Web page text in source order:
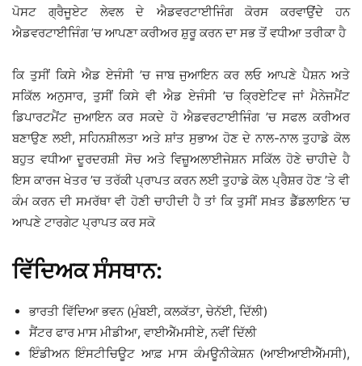
ਪੋਸਟ ਗ੍ਰੈਜੂਏਟ ਲੇਵਲ ਦੇ ਐਡਵਰਟਾਈਜਿੰਗ ਕੋਰਸ ਕਰਵਾਉਂਦੇ ਹਨ
ਐਡਵਰਟਾਈਜਿੰਗ ’ਚ ਆਪਣਾ ਕਰੀਅਰ ਸ਼ੁਰੂ ਕਰਨ ਦਾ ਸਭ ਤੋਂ ਵਧੀਆ ਤਰੀਕਾ ਹੈ
ਕਿ ਤੁਸੀਂ ਕਿਸੇ ਐਡ ਏਜੰਸੀ ’ਚ ਜਾਬ ਜੁਆਇਨ ਕਰ ਲਓ ਆਪਣੇ ਪੈਸ਼ਨ ਅਤੇ
ਸਕਿੱਲ ਅਨੁਸਾਰ, ਤੁਸੀਂ ਕਿਸੇ ਵੀ ਐਡ ਏਜੰਸੀ ’ਚ ਕ੍ਰਿਏਟਿਵ ਜਾਂ ਮੈਨੇਜਮੈਂਟ
ਡਿਪਾਰਟਮੈਂਟ ਜੁਆਇਨ ਕਰ ਸਕਦੇ ਹੋ ਐਡਵਰਟਾਈਜਿੰਗ ’ਚ ਸਫਲ ਕਰੀਅਰ
ਬਣਾਉਣ ਲਈ, ਸਹਿਨਸ਼ੀਲਤਾ ਅਤੇ ਸ਼ਾਂਤ ਸੁਭਾਅ ਹੋਣ ਦੇ ਨਾਲ-ਨਾਲ ਤੁਹਾਡੇ ਕੋਲ
ਬਹੁਤ ਵਧੀਆ ਦੂਰਦਰਸ਼ੀ ਸੋਚ ਅਤੇ ਵਿਜ਼ੂਅਲਾਈਜੇਸ਼ਨ ਸਕਿੱਲ ਹੋਣੇ ਚਾਹੀਦੇ ਹੈ
ਇਸ ਕਾਰਜ ਖੇਤਰ ’ਚ ਤਰੱਕੀ ਪ੍ਰਾਪਤ ਕਰਨ ਲਈ ਤੁਹਾਡੇ ਕੋਲ ਪ੍ਰੈਸ਼ਰ ਹੋਣ ’ਤੇ ਵੀ
ਕੰਮ ਕਰਨ ਦੀ ਸਮਰੱਥਾ ਵੀ ਹੋਣੀ ਚਾਹੀਦੀ ਹੈ ਤਾਂ ਕਿ ਤੁਸੀਂ ਸਖ਼ਤ ਡੈੱਡਲਾਇਨ ’ਚ
ਆਪਣੇ ਟਾਰਗੇਟ ਪ੍ਰਾਪਤ ਕਰ ਸਕੋ
ਵਿੱਦਿਅਕ ਸੰਸਥਾਨ:
ਭਾਰਤੀ ਵਿੱਦਿਆ ਭਵਨ (ਮੁੰਬਈ, ਕਲਕੱਤਾ, ਚੇਨੱਈ, ਦਿੱਲੀ)
ਸੈਂਟਰ ਫਾਰ ਮਾਸ ਮੀਡੀਆ, ਵਾਈਐੱਮਸੀਏ, ਨਵੀਂ ਦਿੱਲੀ
ਇੰਡੀਅਨ ਇੰਸਟੀਚਿਊਟ ਆਫ਼ ਮਾਸ ਕੰਮਊਨੀਕੇਸ਼ਨ (ਆਈਆਈਐੱਮਸੀ),